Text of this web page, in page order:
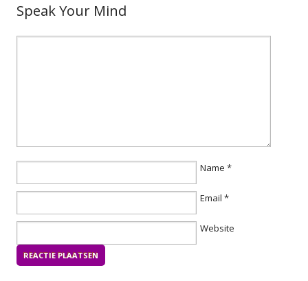
Speak Your Mind
Name *
Email *
Website